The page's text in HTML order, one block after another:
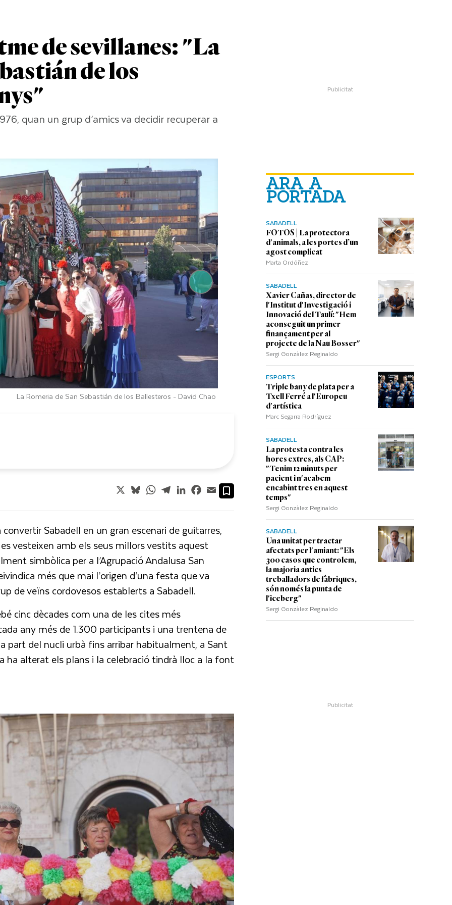
ARA A
PORTADA
SABADELL
FOTOS | La protectora
d'animals, a les portes d’un
agost complicat
Marta Ordóñez
SABADELL
Xavier Cañas, director de
l'Institut d'Investigació i
Innovació del Taulí: "Hem
aconseguit un primer
finançament per al
projecte de la Nau Bosser"
Sergi Gonzàlez Reginaldo
ESPORTS
Triple bany de plata per a
Txell Ferré a l'Europeu
d'artística
Marc Segarra Rodríguez
SABADELL
La protesta contra les
hores extres, als CAP:
"Tenim 12 minuts per
pacient i n'acabem
encabint tres en aquest
temps"
Sergi Gonzàlez Reginaldo
SABADELL
Una unitat per tractar
afectats per l'amiant: "Els
300 casos que controlem,
la majoria antics
treballadors de fàbriques,
són només la punta de
l'iceberg"
Sergi Gonzàlez Reginaldo
de sevillanes: "La
de los
quan un grup d’amics va decidir recuperar a
La Romeria de San Sebastián de los Ballesteros - David Chao
X BlueskyWhatsApp
TelegramLinkedInFacebook
Email
Sabadell en un gran escenari de guitarres,
vesteixen amb els seus millors vestits aquest
simbòlica per a l’Agrupació Andalusa San
més que mai l’origen d’una festa que va
de veïns cordovesos establerts a Sabadell.
cinc dècades com una de les cites més
any més de 1.300 participants i una trentena de
part del nucli urbà fins arribar habitualment, a Sant
ha alterat els plans i la celebració tindrà lloc a la font